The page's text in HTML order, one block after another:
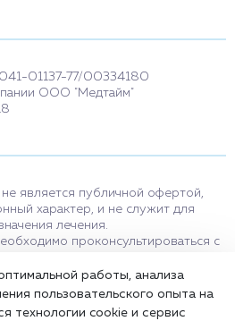
01137-77/00334180
ООО "Медтайм"
является публичной офертой,
характер, и не служит для
лечения.
проконсультироваться с
носят исключительно
и не являются медицинскими
работы, анализа
пользовательского опыта на
технологии cookie и сервис